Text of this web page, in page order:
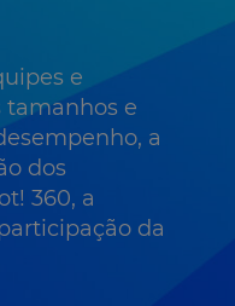
e
tamanhos e
a
dos
360, a
da